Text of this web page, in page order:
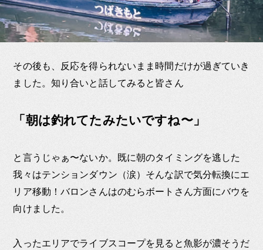
その後も、反応を得られないまま時間だけが過ぎていき
ました。知り合いと話してみると皆さん
「朝は釣れてたみたいですね〜」
と言うじゃぁ〜ないか。既に朝のタイミングを逃した
我々はテンションダウン（涙）そんな訳で気分転換にエ
リア移動！バロンさんはのむらボートさん方面にバウを
向けました。
入ったエリアでライブスコープを見ると魚影が濃そうだ